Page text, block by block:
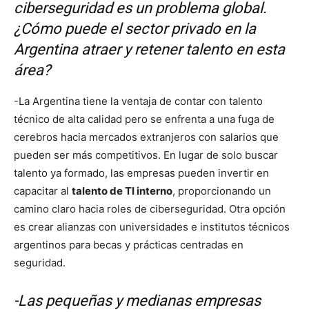
ciberseguridad es un problema global.
¿Cómo puede el sector privado en la
Argentina atraer y retener talento en esta
área?
-La Argentina tiene la ventaja de contar con talento
técnico de alta calidad pero se enfrenta a una fuga de
cerebros hacia mercados extranjeros con salarios que
pueden ser más competitivos. En lugar de solo buscar
talento ya formado, las empresas pueden invertir en
capacitar al talento de TI interno, proporcionando un
camino claro hacia roles de ciberseguridad. Otra opción
es crear alianzas con universidades e institutos técnicos
argentinos para becas y prácticas centradas en
seguridad.
-Las pequeñas y medianas empresas